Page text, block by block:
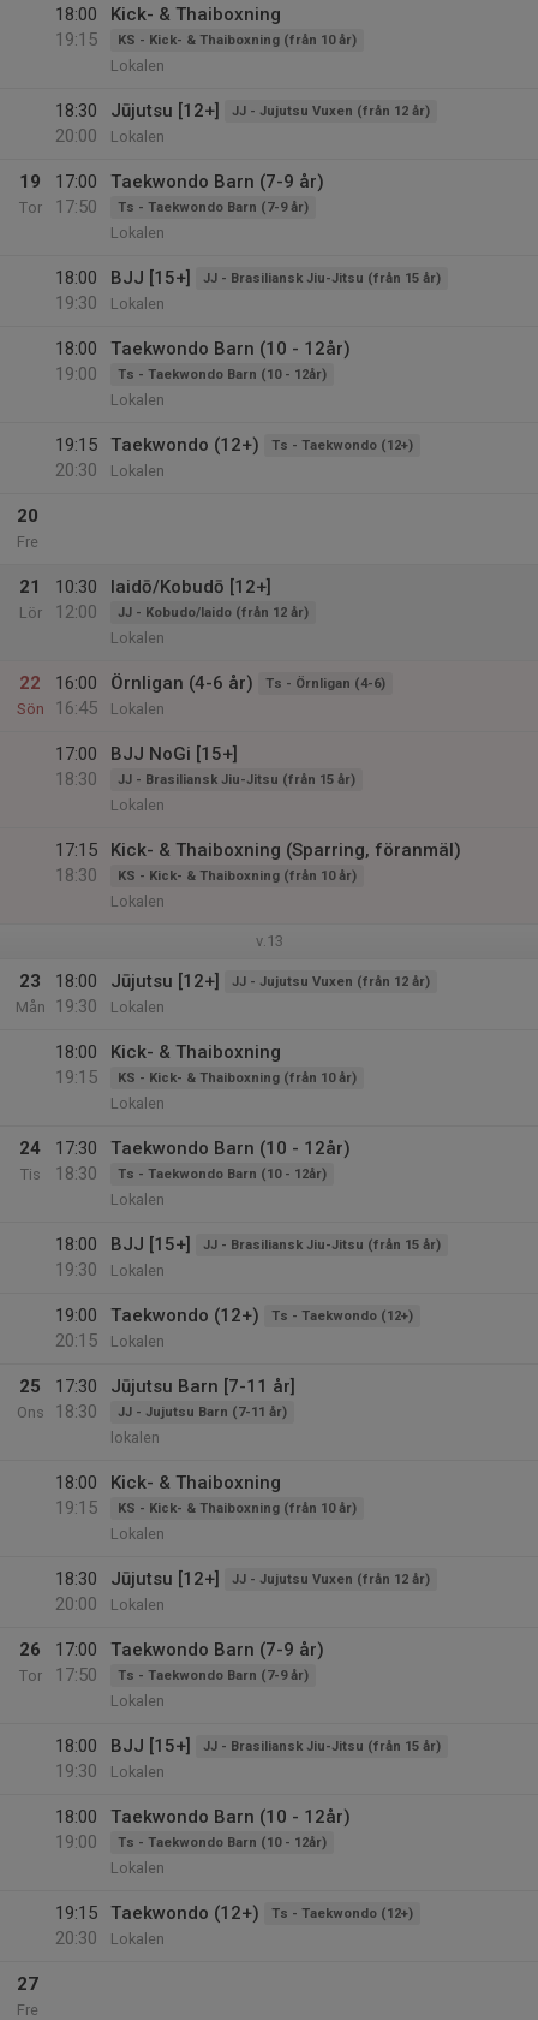
18:00
19:15
Kick- & Thaiboxning
KS - Kick- & Thaiboxning (från 10 år)
Lokalen
18:30
20:00
Jūjutsu [12+] JJ - Jujutsu Vuxen (från 12 år)
Lokalen
19
Tor
17:00
17:50
Taekwondo Barn (7-9 år)
Ts - Taekwondo Barn (7-9 år)
Lokalen
18:00
19:30
BJJ [15+] JJ - Brasiliansk Jiu-Jitsu (från 15 år)
Lokalen
18:00
19:00
Taekwondo Barn (10 - 12år)
Ts - Taekwondo Barn (10 - 12år)
Lokalen
19:15
20:30
Taekwondo (12+) Ts - Taekwondo (12+)
Lokalen
20
Fre
21
Lör
10:30
12:00
Iaidō/Kobudō [12+]
JJ - Kobudo/Iaido (från 12 år)
Lokalen
22
Sön
16:00
16:45
Örnligan (4-6 år) Ts - Örnligan (4-6)
Lokalen
17:00
18:30
BJJ NoGi [15+]
JJ - Brasiliansk Jiu-Jitsu (från 15 år)
Lokalen
17:15
18:30
Kick- & Thaiboxning (Sparring, föranmäl)
KS - Kick- & Thaiboxning (från 10 år)
Lokalen
v.13
23
Mån
18:00
19:30
Jūjutsu [12+] JJ - Jujutsu Vuxen (från 12 år)
Lokalen
18:00
19:15
Kick- & Thaiboxning
KS - Kick- & Thaiboxning (från 10 år)
Lokalen
24
Tis
17:30
18:30
Taekwondo Barn (10 - 12år)
Ts - Taekwondo Barn (10 - 12år)
Lokalen
18:00
19:30
BJJ [15+] JJ - Brasiliansk Jiu-Jitsu (från 15 år)
Lokalen
19:00
20:15
Taekwondo (12+) Ts - Taekwondo (12+)
Lokalen
25
Ons
17:30
18:30
Jūjutsu Barn [7-11 år]
JJ - Jujutsu Barn (7-11 år)
lokalen
18:00
19:15
Kick- & Thaiboxning
KS - Kick- & Thaiboxning (från 10 år)
Lokalen
18:30
20:00
Jūjutsu [12+] JJ - Jujutsu Vuxen (från 12 år)
Lokalen
26
Tor
17:00
17:50
Taekwondo Barn (7-9 år)
Ts - Taekwondo Barn (7-9 år)
Lokalen
18:00
19:30
BJJ [15+] JJ - Brasiliansk Jiu-Jitsu (från 15 år)
Lokalen
18:00
19:00
Taekwondo Barn (10 - 12år)
Ts - Taekwondo Barn (10 - 12år)
Lokalen
19:15
20:30
Taekwondo (12+) Ts - Taekwondo (12+)
Lokalen
27
Fre